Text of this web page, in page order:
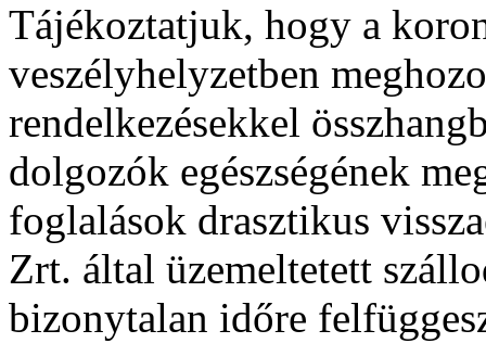
Tájékoztatjuk, hogy a
veszélyhelyzetben
rendelkezésekkel
dolgozók egészségének
foglalások drasztikus
Zrt. által üzemeltetett
bizonytalan időre